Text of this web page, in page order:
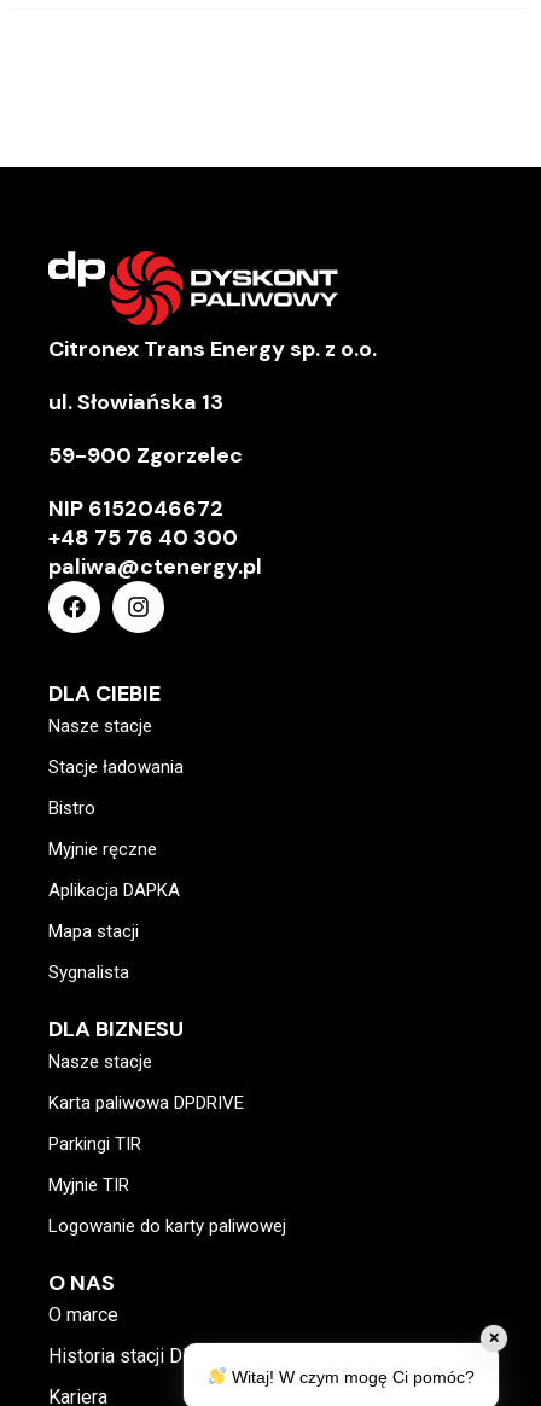
Citronex Trans Energy sp. z o.o.
ul. Słowiańska 13
59-900 Zgorzelec
NIP 6152046672
+48 75 76 40 300
paliwa@ctenergy.pl
DLA CIEBIE
Nasze stacje
Stacje ładowania
Bistro
Myjnie ręczne
Aplikacja DAPKA
Mapa stacji
Sygnalista
DLA BIZNESU
Nasze stacje
Karta paliwowa DPDRIVE
Parkingi TIR
Myjnie TIR
Logowanie do karty paliwowej
O NAS
O marce
Historia stacji DP
Kariera
✕
Witaj! W czym mogę Ci pomóc?